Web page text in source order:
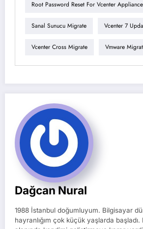
Root Password Reset For Vcenter Appliance
Sanal Sunucu Migrate Vcenter 7
Vcenter Cross Migrate Vmware
Dağcan Nural
1988 İstanbul doğumluyum. Bilgisayar
hayranlığım çok küçük yaşlarda